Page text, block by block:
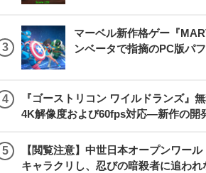
マーベル新作格ゲー『
ンベータで指摘のPC版パ
『ゴーストリコン ワイルドランズ』
4K解像度および60fps対応―新作の開
【閲覧注意】中世日本オープンワー
キャラクリし、忍びの暗殺者に追わ